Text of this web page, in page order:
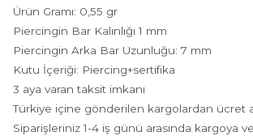
Ürün Gramı: 0,55 gr
Piercingin Bar Kalınlığı 1 mm
Piercingin Arka Bar Uzunluğu: 7 mm
Kutu İçeriği: Piercing+sertifika
3 aya varan taksit imkanı
Türkiye içine gönderilen kargolardan ücret
Siparişleriniz 1-4 iş günü arasında kargoya